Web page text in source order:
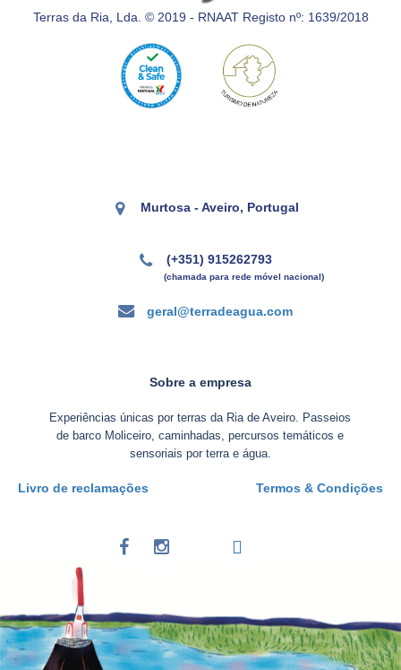
Terras da Ria, Lda. © 2019 - RNAAT Registo nº: 1639/2018
Murtosa - Aveiro, Portugal
(+351) 915262793
(chamada para rede móvel nacional)
geral@terradeagua.com
Sobre a empresa
Experiências únicas por terras da Ria de Aveiro. Passeios
de barco Moliceiro, caminhadas, percursos temáticos e
sensoriais por terra e água.
Livro de reclamações Termos & Condições